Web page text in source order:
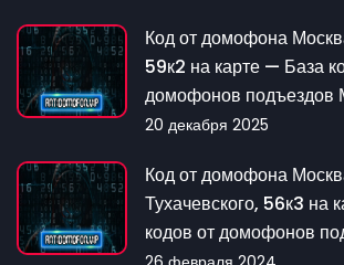
Код от домофона
59к2 на карте — База
домофонов подъездов
20 декабря 2025
Код от домофона
Тухачевского, 56к3 на
кодов от домофонов